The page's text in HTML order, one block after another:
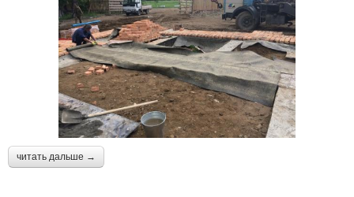
читать дальше →